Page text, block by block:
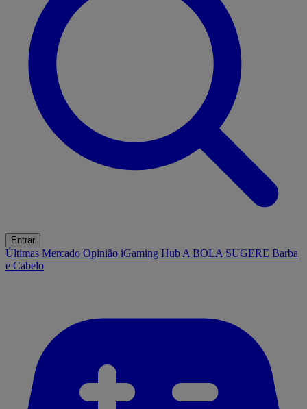
Entrar
Últimas Mercado Opinião iGaming Hub A BOLA SUGERE Barba
e Cabelo